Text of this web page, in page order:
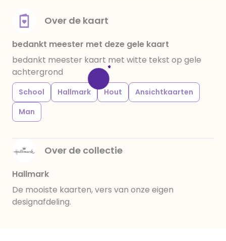
Over de kaart
bedankt meester met deze gele kaart
bedankt meester kaart met witte tekst op gele
achtergrond
School Hallmark Hout
Ansichtkaarten
Man
Over de collectie
Hallmark
De mooiste kaarten, vers van onze eigen
designafdeling.